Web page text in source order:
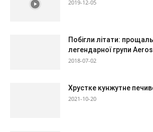
2019-12-05
Побігли літати:
легендарної групи
2018-07-02
Хрустке кунжутне
2021-10-20